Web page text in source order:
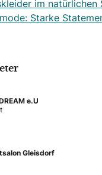
im natürlichen
Starke
e.U
Gleisdorf